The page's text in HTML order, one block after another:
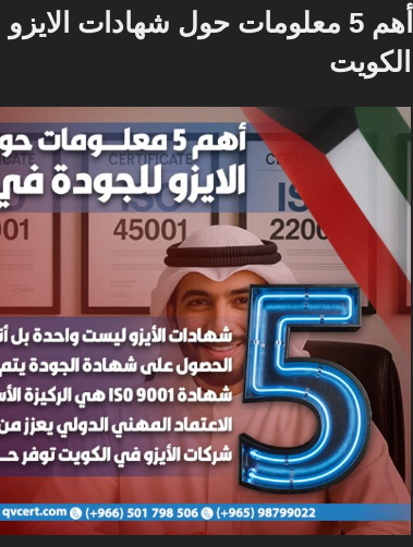
في
أهم 5 معلومات حول شهادات
الكويت